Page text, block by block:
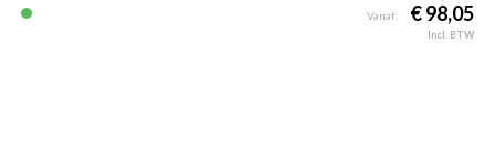
Vanaf: € 98,05
Incl. BTW